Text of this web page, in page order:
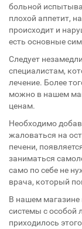
больной
плохой аппетит,
происходит и
есть основные
Следует
специалистам,
лечение. Более
можно в нашем
ценам.
Необходимо
жаловаться на
печени,
заниматься
само по себе не
врача, который
В нашем
системы с особой
приходилось